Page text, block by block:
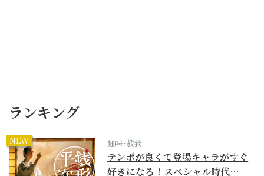
ランキング
NEW 趣味･教養
テンポが良くて登場キャラがすぐ
好きになる！スペシャル時代…